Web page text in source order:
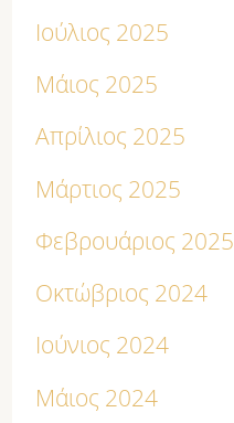
Ιούλιος 2025
Μάιος 2025
Απρίλιος 2025
Μάρτιος 2025
Φεβρουάριος 2025
Οκτώβριος 2024
Ιούνιος 2024
Μάιος 2024